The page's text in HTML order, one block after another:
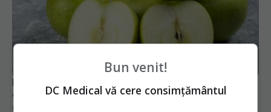
De ce să mănânci un măr verde pe zi. 6 beneficii
Bun venit!
DC Medical vă cere consimțământul